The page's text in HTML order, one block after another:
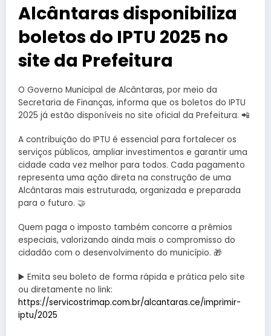
Alcântaras disponibiliza
boletos do IPTU 2025 no
site da Prefeitura
O Governo Municipal de Alcântaras, por meio da
Secretaria de Finanças, informa que os boletos do IPTU
2025 já estão disponíveis no site oficial da Prefeitura. 📲
A contribuição do IPTU é essencial para fortalecer os
serviços públicos, ampliar investimentos e garantir uma
cidade cada vez melhor para todos. Cada pagamento
representa uma ação direta na construção de uma
Alcântaras mais estruturada, organizada e preparada
para o futuro. 🤝
Quem paga o imposto também concorre a prêmios
especiais, valorizando ainda mais o compromisso do
cidadão com o desenvolvimento do município. 🎁
▶️ Emita seu boleto de forma rápida e prática pelo site
ou diretamente no link:
https://servicostrimap.com.br/alcantaras.ce/imprimir-
iptu/2025